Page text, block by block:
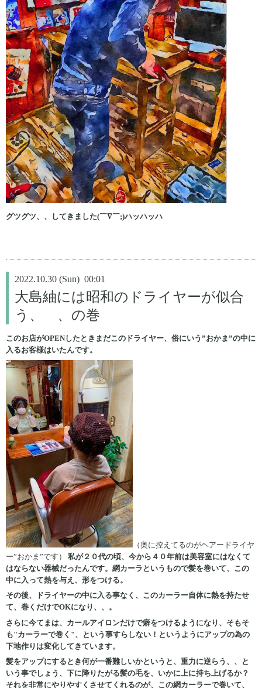
グツグツ、、してきました(￣∇￣;)ハッハッハ
2022.10.30 (Sun) 00:01
大島紬には昭和のドライヤーが似合
う、 、の巻
このお店がOPENしたときまだこのドライヤー、俗にいう”おかま”の中に
入るお客様はいたんです。
（奥に控えてるのがヘアードライヤ
ー”おかま”です）
私が２０代の頃、今から４０年前は美容室にはなくて
はならない器械だったんです。網カーラというもので髪を巻いて、この
中に入って熱を与え、形をつける。
その後、ドライヤーの中に入る事なく、このカーラー自体に熱を持たせ
て、巻くだけでOKになり、、。
さらに今てまは、カールアイロンだけで癖をつけるようになり、そもそ
も"カーラーで巻く"、という事すらしない！というようにアップの為の
下地作りは変化してきています。
髪をアップにするとき何が一番難しいかというと、重力に逆らう、、と
いう事でしょう、下に降りたがる髪の毛を、いかに上に持ち上げるか？
それを非常にやりやすくさせてくれるのが、この網カーラーで巻いて、